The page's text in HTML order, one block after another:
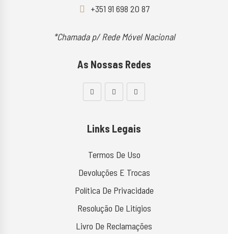
+351 91 698 20 87
*Chamada p/ Rede Móvel Nacional
As Nossas Redes
Links Legais
Termos De Uso
Devoluções E Trocas
Política De Privacidade
Resolução De Litígios
Livro De Reclamações